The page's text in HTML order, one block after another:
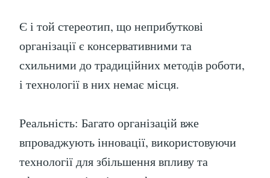
Є і той стереотип, що неприбуткові
організації є консервативними та
схильними до традиційних методів роботи,
і технології в них немає місця.
Реальність: Багато організацій вже
впроваджують інновації, використовуючи
технології для збільшення впливу та